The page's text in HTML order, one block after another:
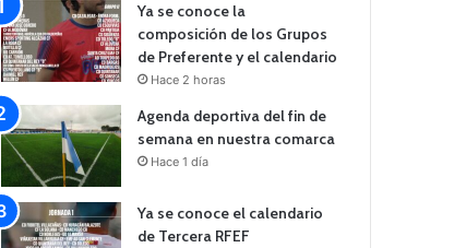
Ya se conoce la
composición de los Grupos
de Preferente y el calendario
Hace 2 horas
Agenda deportiva del fin de
semana en nuestra comarca
Hace 1 día
Ya se conoce el calendario
de Tercera RFEF